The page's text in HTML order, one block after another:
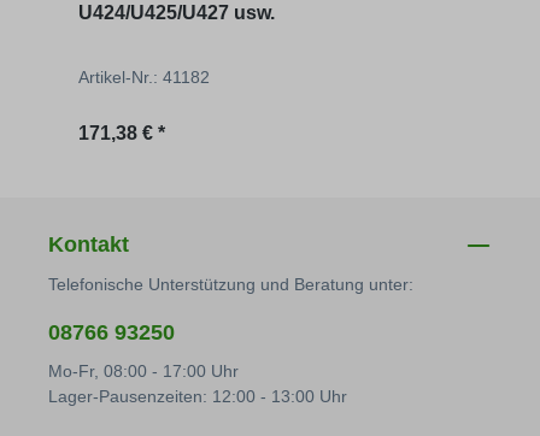
U424/U425/U427 usw.
Artikel-Nr.: 41182
Regulärer Preis:
171,38 € *
Kontakt
Telefonische Unterstützung und Beratung unter:
08766 93250
Mo-Fr, 08:00 - 17:00 Uhr
Lager-Pausenzeiten: 12:00 - 13:00 Uhr